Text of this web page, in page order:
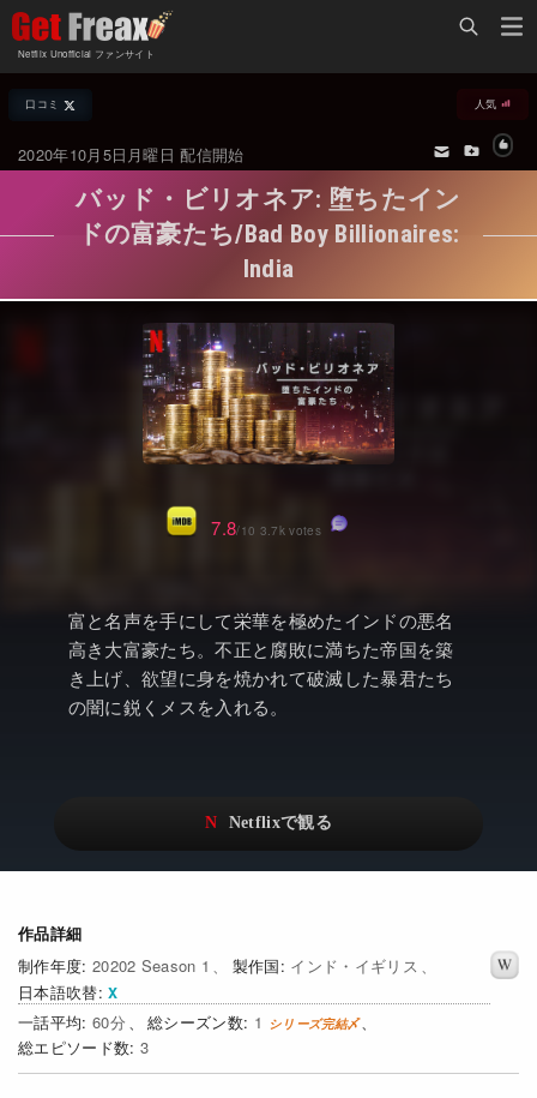
Netflix Unofficial ファンサイト
Netflix新着作品
オールジャンル
海外ドラマ・シリーズ
国内TV番組・ドラマ
国内映画
アジアTV番組・ドラマ
アニメ
Netflixオリジナル作品
リアリティ
配信終了予定の作品
海外ドラマ・ラインナップ
Netflix 人気ランキング
Netflix 全作品ラインナップ
Netflix配信作品カスタム検索
トレンド
Netflix・VOD総合News
Netflix Video
…
過去の配信終了作品
口コミ 人気
2020年10月5日月曜日 配信開始
バッド・ビリオネア: 堕ちたイン
ドの富豪たち/Bad Boy Billionaires:
India
富と名声を手にして栄華を極めたインドの悪名
高き大富豪たち。不正と腐敗に満ちた帝国を築
き上げ、欲望に身を焼かれて破滅した暴君たち
の闇に鋭くメスを入れる。
作品詳細
20202 Season 1
インド・イギリス
日本語吹替
60
1
3
7.8/10 3.7k votes